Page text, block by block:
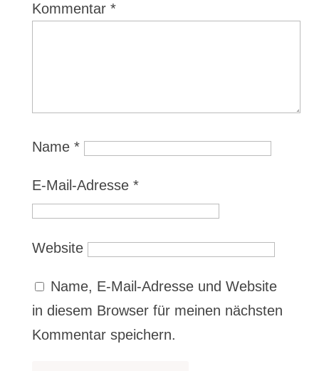
Kommentar *
Name *
E-Mail-Adresse *
Website
Name, E-Mail-Adresse und Website
in diesem Browser für meinen nächsten
Kommentar speichern.